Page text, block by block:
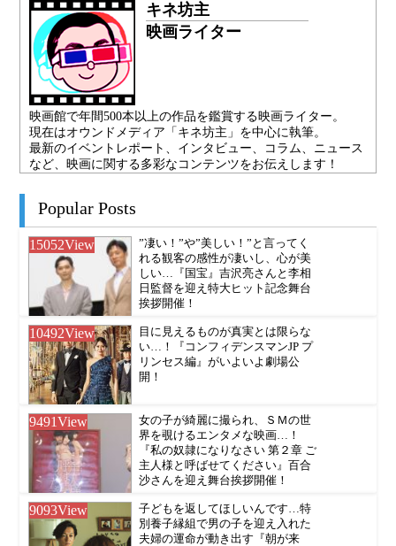
キネ坊主
映画ライター
映画館で年間500本以上の作品を鑑賞する映画ライター。
現在はオウンドメディア「キネ坊主」を中心に執筆。
最新のイベントレポート、インタビュー、コラム、ニュース
など、映画に関する多彩なコンテンツをお伝えします！
Popular Posts
15052View
”凄い！”や”美しい！”と言ってく
れる観客の感性が凄いし、心が美
しい…『国宝』吉沢亮さんと李相
日監督を迎え特大ヒット記念舞台
挨拶開催！
10492View
目に見えるものが真実とは限らな
い…！『コンフィデンスマンJP プ
リンセス編』がいよいよ劇場公
開！
9491View
女の子が綺麗に撮られ、ＳＭの世
界を覗けるエンタメな映画…！
『私の奴隷になりなさい 第２章 ご
主人様と呼ばせてください』百合
沙さんを迎え舞台挨拶開催！
9093View
子どもを返してほしいんです…特
別養子縁組で男の子を迎え入れた
夫婦の運命が動き出す『朝が来